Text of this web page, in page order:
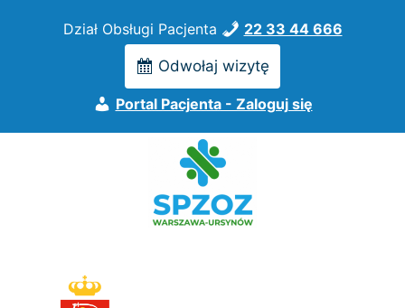
Dział Obsługi Pacjenta 22 33 44 666
Odwołaj wizytę
Portal Pacjenta - Zaloguj się